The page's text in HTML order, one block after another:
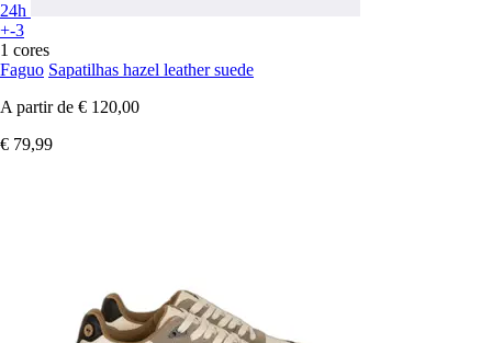
24h
+-3
1 cores
Faguo Sapatilhas hazel leather suede
A partir de € 120,00
€ 79,99